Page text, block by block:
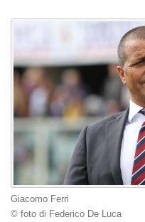
Giacomo Ferri
© foto di Federico De Luca